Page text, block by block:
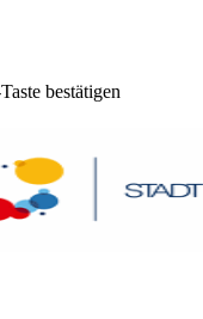
bestätigen